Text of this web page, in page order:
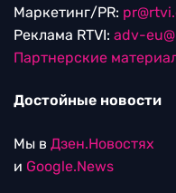
Маркетинг/PR:
Реклама RTVI: adv-
Партнерские
Достойные новости
Мы в Дзен.Новостях
и Google.News